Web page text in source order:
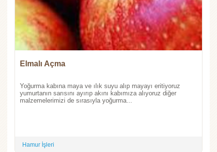
Elmalı Açma
Yoğurma kabına maya ve ılık suyu alıp mayayı eritiyoruz
yumurtanın sarısını ayırıp akını kabımıza alıyoruz diğer
malzemelerimizi de sırasıyla yoğurma...
Hamur İşleri